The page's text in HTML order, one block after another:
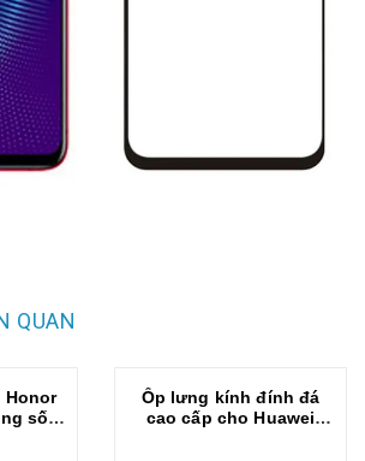
QUAN
Honor
sốc
Ốp lưng kính đính đá
cao cấp cho Huawei